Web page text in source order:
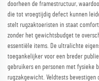
doorheen de framestructuur,
die tot vroegtijdig defect kunnen
stelt rugzaktoeristen in staat
zonder het gewichtsbudget te
essentiële items. De ultralichte
toegankelijker voor een breder
gebruikers en personen met fysieke
rugzakgewicht. Veldtests